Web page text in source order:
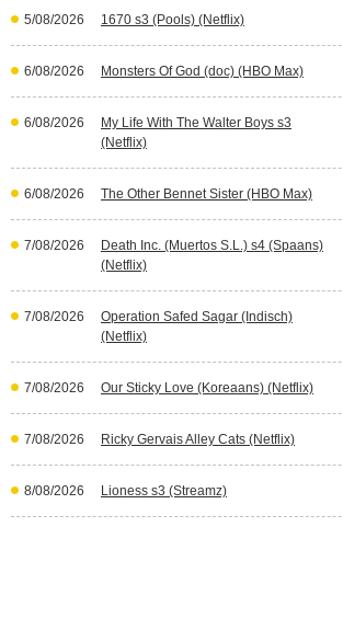
5/08/2026 1670 s3 (Pools) (Netflix)
6/08/2026 Monsters Of God (doc) (HBO Max)
6/08/2026
My Life With The Walter Boys s3
(Netflix)
6/08/2026 The Other Bennet Sister (HBO Max)
7/08/2026
Death Inc. (Muertos S.L.) s4 (Spaans)
(Netflix)
7/08/2026
Operation Safed Sagar (Indisch)
(Netflix)
7/08/2026 Our Sticky Love (Koreaans) (Netflix)
7/08/2026 Ricky Gervais Alley Cats (Netflix)
8/08/2026 Lioness s3 (Streamz)